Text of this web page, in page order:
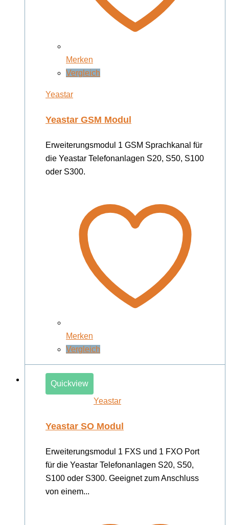
Merken
Vergleich
Yeastar
Yeastar GSM Modul
Erweiterungsmodul 1 GSM Sprachkanal für
die Yeastar Telefonanlagen S20, S50, S100
oder S300.
Merken
Vergleich
Quickview
Yeastar
Yeastar SO Modul
Erweiterungsmodul 1 FXS und 1 FXO Port
für die Yeastar Telefonanlagen S20, S50,
S100 oder S300. Geeignet zum Anschluss
von einem...